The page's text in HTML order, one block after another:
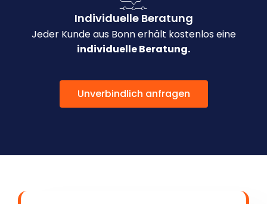
Individuelle Beratung
Jeder Kunde aus Bonn erhält kostenlos eine
individuelle Beratung.
Unverbindlich anfragen